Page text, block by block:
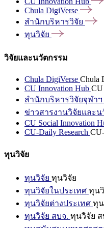
Chula DigiVerse
สำนักบริหารวิจัย
ทุนวิจัย
วิจัยและนวัตกรรม
Chula DigiVerse Chula
CU Innovation Hub CU
สำนักบริหารวิจัยจุฬาฯ
ข่าวสารงานวิจัยและน
CU Social Innovation
CU-Daily Research
ทุนวิจัย
ทุนวิจัย ทุนวิจัย
ทุนวิจัยในประเทศ ทุน
ทุนวิจัยต่างประเทศ ทุน
ทุนวิจัย สบจ. ทุนวิจัย ส